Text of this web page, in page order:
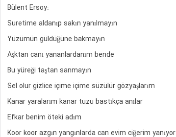
Bülent Ersoy:
Suretime aldanıp sakın yanılmayın
Yüzümün güldüğüne bakmayın
Aşktan canı yananlardanım bende
Bu yüreği taştan sanmayın
Sel olur gizlice içime içime süzülür gözyaşlarım
Kanar yaralarım kanar tuzu bastıkça anılar
Efkar benim öteki adım
Koor koor azgın yangınlarda can evim ciğerim yanıyor